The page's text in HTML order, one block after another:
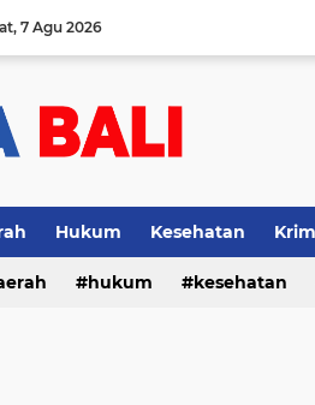
7 Agu 2026
Hukum Kesehatan
hukum kesehatan